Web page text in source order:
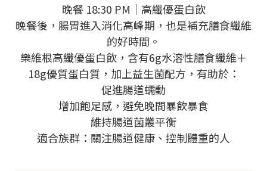
晚餐 18:30 PM｜高纖優蛋白飲
晚餐後，腸胃進入消化高峰期，也是補充膳食纖維
的好時間。
樂維根高纖優蛋白飲，含有6g水溶性膳食纖維＋
18g優質蛋白質，加上益生菌配方，有助於：
促進腸道蠕動
增加飽足感，避免晚間暴飲暴食
維持腸道菌叢平衡
適合族群：關注腸道健康、控制體重的人